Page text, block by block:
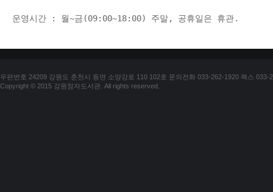
운영시간 : 월~금(09:00~18:00) 주말, 공휴일은 휴관.
우편번호 24209 강원도 춘천시 동면 소양강로 110 102호 문의전화 033-262-1920 팩스 033-
Copyright © 2015 강원점자도서관. All rights reserved.